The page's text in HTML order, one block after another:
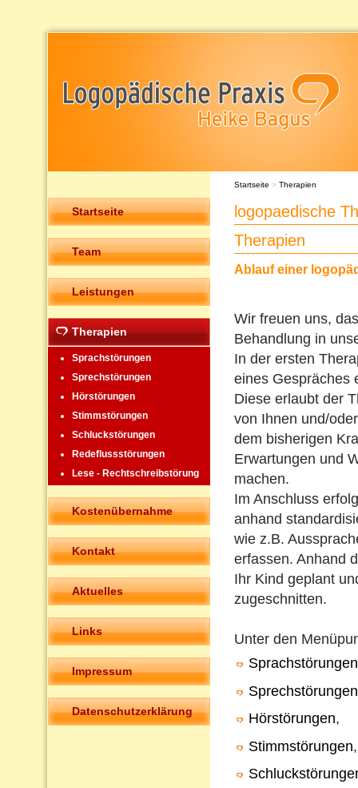
Startseite
Team
Leistungen
Therapien
Sprachstörungen
Sprechstörungen
Hörstörungen
Stimmstörungen
Schluckstörungen
Redeflussstörungen
Lese - Rechtschreibstörung
Kostenübernahme
Kontakt
Aktuelles
Links
Impressum
Datenschutzerklärung
Startseite > Therapien
logopaedische
Therapien
Ablauf einer
Wir freuen uns,
Behandlung in
In der ersten
eines Gespräches
Diese erlaubt der
von Ihnen und/
dem bisherigen
Erwartungen und
machen.
Im Anschluss
anhand
wie z.B.
erfassen. Anhand
Ihr Kind geplant
zugeschnitten.
Unter den
Sprachstörungen
Sprechstörungen
Hörstörungen,
Stimmstörungen,